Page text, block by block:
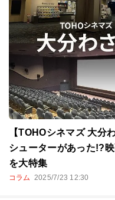
【TOHOシネマズ 大分
シューターがあった!?
を大特集
コラム 2025/7/23 12:30